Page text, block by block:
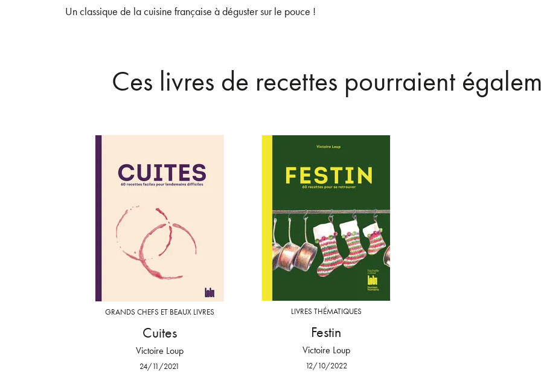
Un classique de la cuisine française à déguster sur le pouce !
Ces livres de recettes pourraient
GRANDS CHEFS ET BEAUX LIVRES
Cuites
Victoire Loup
24/11/2021
LIVRES THÉMATIQUES
Festin
Victoire Loup
12/10/2022